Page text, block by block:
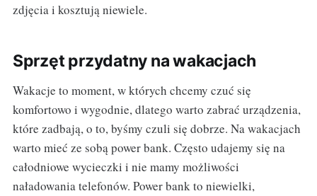
zdjęcia i kosztują niewiele.
Sprzęt przydatny na wakacjach
Wakacje to moment, w których chcemy czuć się
komfortowo i wygodnie, dlatego warto zabrać urządzenia,
które zadbają, o to, byśmy czuli się dobrze. Na wakacjach
warto mieć ze sobą power bank. Często udajemy się na
całodniowe wycieczki i nie mamy możliwości
naładowania telefonów. Power bank to niewielki,